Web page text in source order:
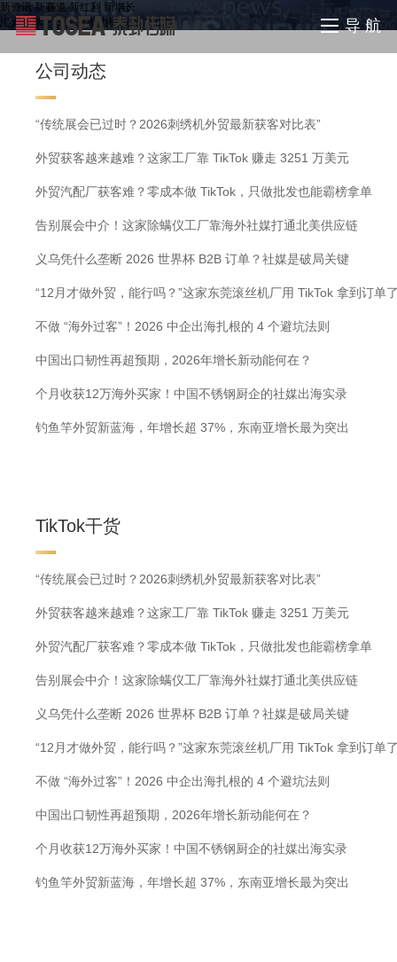
导 航
新资讯 新赛道 新红利 新增长
汇聚全球一线资源 助力民族品牌出海
公司动态
“传统展会已过时？2026刺绣机外贸最新获客对比表”
外贸获客越来越难？这家工厂靠 TikTok 赚走 3251 万美元
外贸汽配厂获客难？零成本做 TikTok，只做批发也能霸榜拿单
告别展会中介！这家除螨仪工厂靠海外社媒打通北美供应链
义乌凭什么垄断 2026 世界杯 B2B 订单？社媒是破局关键
“12月才做外贸，能行吗？”这家东莞滚丝机厂用 TikTok 拿到订单
不做 “海外过客”！2026 中企出海扎根的 4 个避坑法则
中国出口韧性再超预期，2026年增长新动能何在？
个月收获12万海外买家！中国不锈钢厨企的社媒出海实录
钓鱼竿外贸新蓝海，年增长超 37%，东南亚增长最为突出
TikTok干货
“传统展会已过时？2026刺绣机外贸最新获客对比表”
外贸获客越来越难？这家工厂靠 TikTok 赚走 3251 万美元
外贸汽配厂获客难？零成本做 TikTok，只做批发也能霸榜拿单
告别展会中介！这家除螨仪工厂靠海外社媒打通北美供应链
义乌凭什么垄断 2026 世界杯 B2B 订单？社媒是破局关键
“12月才做外贸，能行吗？”这家东莞滚丝机厂用 TikTok 拿到订单
不做 “海外过客”！2026 中企出海扎根的 4 个避坑法则
中国出口韧性再超预期，2026年增长新动能何在？
个月收获12万海外买家！中国不锈钢厨企的社媒出海实录
钓鱼竿外贸新蓝海，年增长超 37%，东南亚增长最为突出